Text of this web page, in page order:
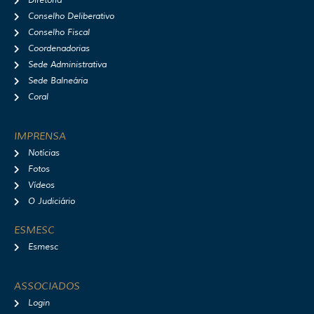
Conselho Deliberativo
Conselho Fiscal
Coordenadorias
Sede Administrativa
Sede Balneária
Coral
IMPRENSA
Notícias
Fotos
Vídeos
O Judiciário
ESMESC
Esmesc
ASSOCIADOS
Login